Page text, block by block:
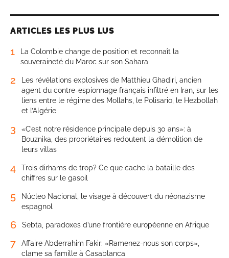
ARTICLES LES PLUS LUS
1
La Colombie change de position et reconnaît la
souveraineté du Maroc sur son Sahara
2
Les révélations explosives de Matthieu Ghadiri, ancien
agent du contre-espionnage français infiltré en Iran, sur les
liens entre le régime des Mollahs, le Polisario, le Hezbollah
et l’Algérie
3
«C’est notre résidence principale depuis 30 ans»: à
Bouznika, des propriétaires redoutent la démolition de
leurs villas
4
Trois dirhams de trop? Ce que cache la bataille des
chiffres sur le gasoil
5
Núcleo Nacional, le visage à découvert du néonazisme
espagnol
6 Sebta, paradoxes d’une frontière européenne en Afrique
7
Affaire Abderrahim Fakir: «Ramenez-nous son corps»,
clame sa famille à Casablanca